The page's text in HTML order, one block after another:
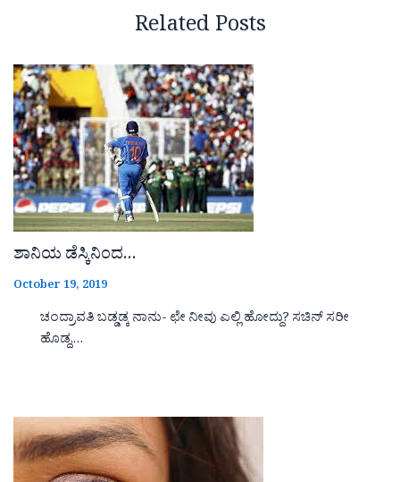
Related Posts
ಶಾನಿಯ ಡೆಸ್ಕಿನಿಂದ…
October 19, 2019
ಚಂದ್ರಾವತಿ ಬಡ್ಡಡ್ಕ ನಾನು- ಛೇ ನೀವು ಎಲ್ಲಿ ಹೋದ್ದು? ಸಚಿನ್ ಸರೀ
ಹೊಡ್ದ,…